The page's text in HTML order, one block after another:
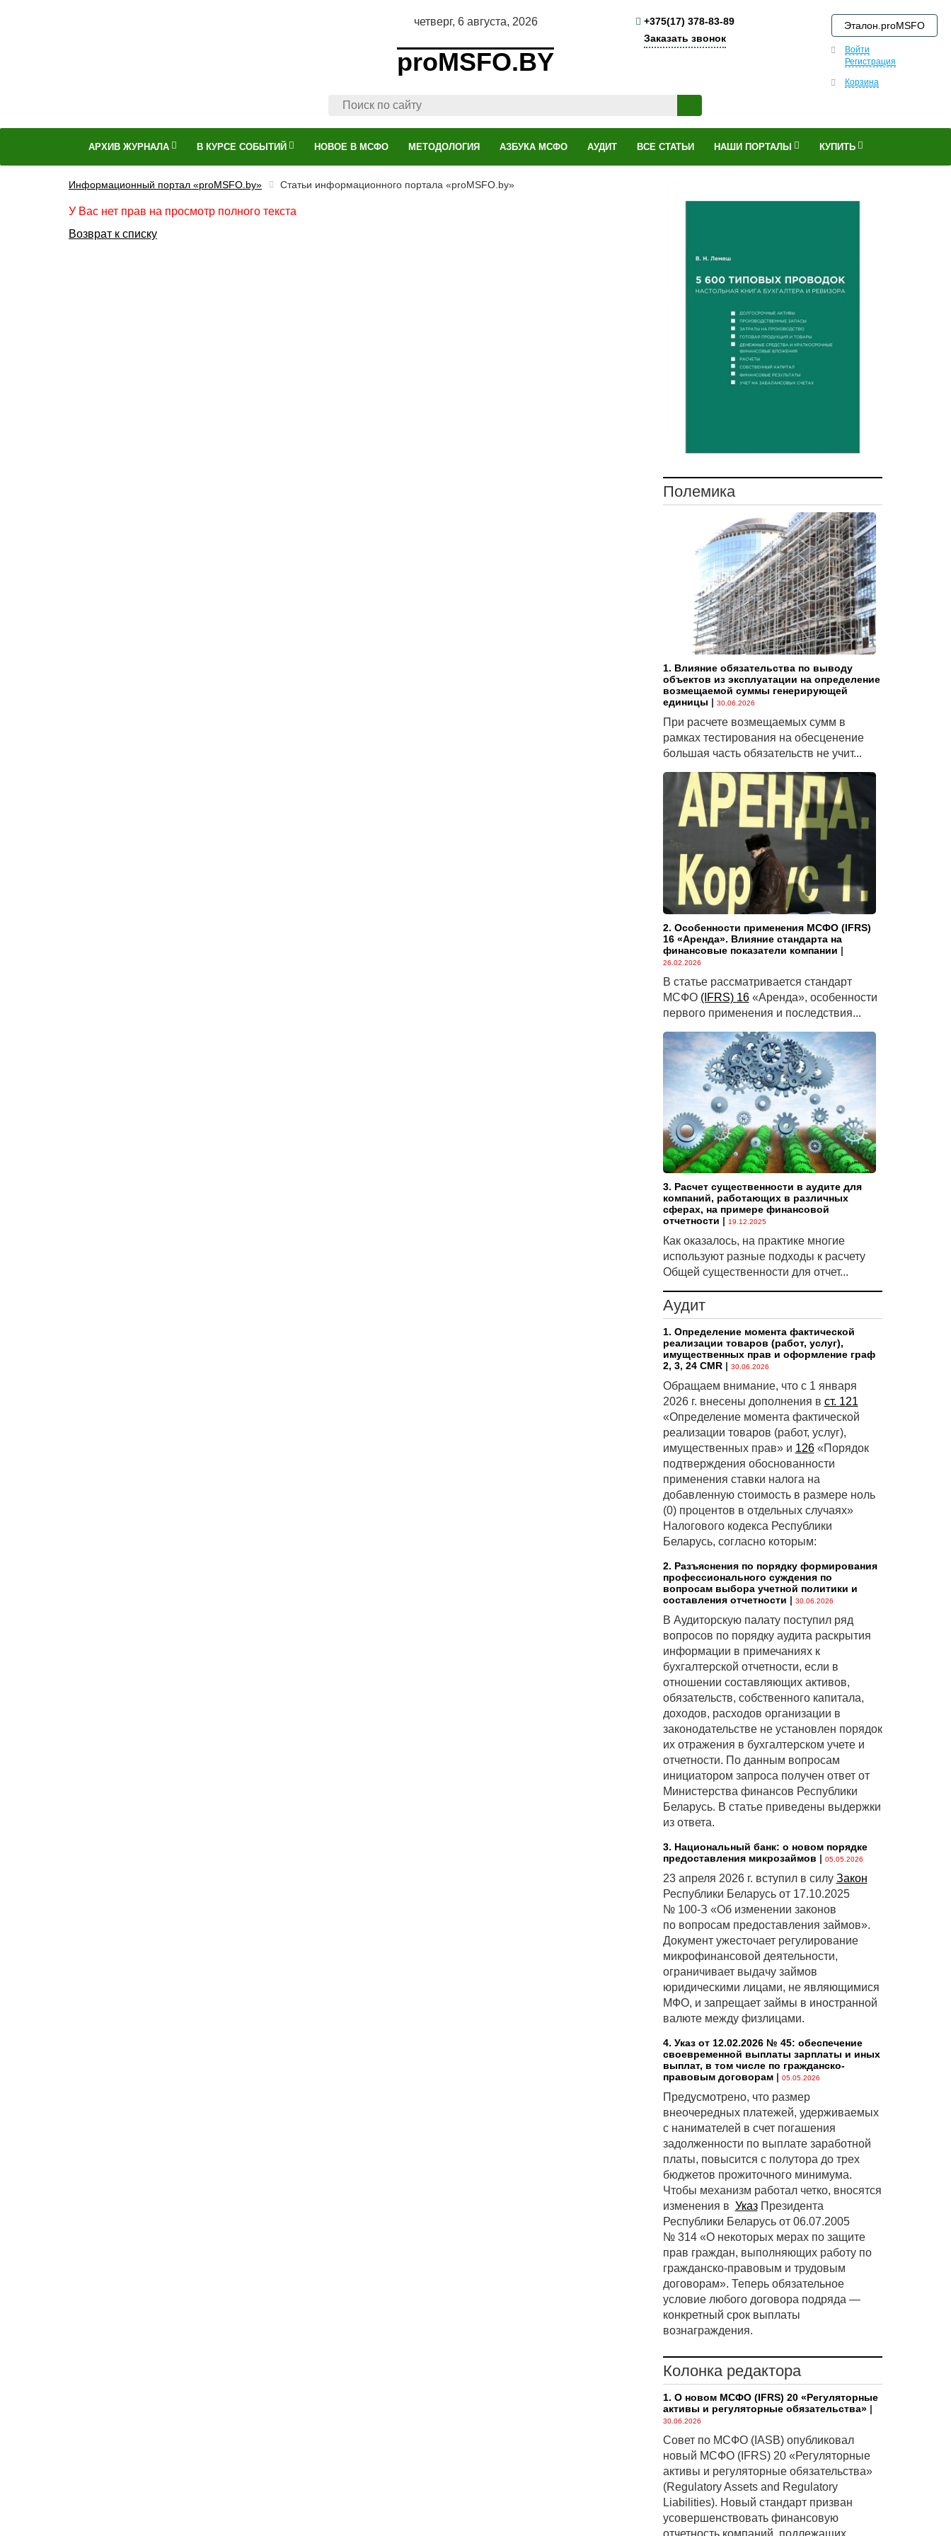
четверг, 6 августа, 2026
proMSFO.BY
+375(17) 378-83-89
Заказать звонок
Эталон.proMSFO
Войти
Регистрация
Корзина
АРХИВ ЖУРНАЛА В КУРСЕ СОБЫТИЙ НОВОЕ В МСФО МЕТОДОЛОГИЯ АЗБУКА МСФО АУДИТ ВСЕ СТАТЬИ НАШИ ПОРТАЛЫ КУПИТЬ
Информационный портал «proMSFO.by» Статьи информационного портала «proMSFO.by»
У Вас нет прав на просмотр полного текста
Возврат к списку
Полемика
1. Влияние обязательства по выводу
объектов из эксплуатации на определение
возмещаемой суммы генерирующей
единицы | 30.06.2026
При расчете возмещаемых сумм в
рамках тестирования на обесценение
большая часть обязательств не учит...
2. Особенности применения МСФО (IFRS)
16 «Аренда». Влияние стандарта на
финансовые показатели компании |
26.02.2026
В статье рассматривается стандарт
МСФО (IFRS) 16«Аренда», особенности
первого применения и последствия...
3. Расчет существенности в аудите для
компаний, работающих в различных
сферах, на примере финансовой
отчетности | 19.12.2025
Как оказалось, на практике многие
используют разные подходы к расчету
Общей существенности для отчет...
Аудит
1. Определение момента фактической
реализации товаров (работ, услуг),
имущественных прав и оформление граф
2, 3, 24 CMR| 30.06.2026
Обращаем внимание, что с 1 января
2026 г. внесены дополнения в ст. 121
«Определение момента фактической
реализации товаров (работ, услуг),
имущественных прав» и 126«Порядок
подтверждения обоснованности
применения ставки налога на
добавленную стоимость в размере ноль
(0) процентов в отдельных случаях»
Налогового кодекса Республики
Беларусь, согласно которым:
2. Разъяснения по порядку формирования
профессионального суждения по
вопросам выбора учетной политики и
составления отчетности | 30.06.2026
В Аудиторскую палату поступил ряд
вопросов по порядку аудита раскрытия
информации в примечаниях к
бухгалтерской отчетности, если в
отношении составляющих активов,
обязательств, собственного капитала,
доходов, расходов организации в
законодательстве не установлен порядок
их отражения в бухгалтерском учете и
отчетности. По данным вопросам
инициатором запроса получен ответ от
Министерства финансов Республики
Беларусь. В статье приведены выдержки
из ответа.
3. Национальный банк: о новом порядке
предоставления микрозаймов | 05.05.2026
23 апреля 2026 г. вступил в силу Закон
Республики Беларусь от 17.10.2025
№ 100-З «Об изменении законов
по вопросам предоставления займов».
Документ ужесточает регулирование
микрофинансовой деятельности,
ограничивает выдачу займов
юридическими лицами, не являющимися
МФО, и запрещает займы в иностранной
валюте между физлицами.
4. Указ от 12.02.2026 № 45: обеспечение
своевременной выплаты зарплаты и иных
выплат, в том числе по гражданско-
правовым договорам| 05.05.2026
Предусмотрено, что размер
внеочередных платежей, удерживаемых
с нанимателей в счет погашения
задолженности по выплате заработной
платы, повысится с полутора до трех
бюджетов прожиточного минимума.
Чтобы механизм работал четко, вносятся
изменения в УказПрезидента
Республики Беларусь от 06.07.2005
№ 314 «О некоторых мерах по защите
прав граждан, выполняющих работу по
гражданско-правовым и трудовым
договорам». Теперь обязательное
условие любого договора подряда —
конкретный срок выплаты
вознаграждения.
Колонка редактора
1. О новом МСФО (IFRS) 20 «Регуляторные
активы и регуляторные обязательства»|
30.06.2026
Совет по МСФО (IASB) опубликовал
новый МСФО (IFRS) 20 «Регуляторные
активы и регуляторные обязательства»
(Regulatory Assets and Regulatory
Liabilities). Новый стандарт призван
усовершенствовать финансовую